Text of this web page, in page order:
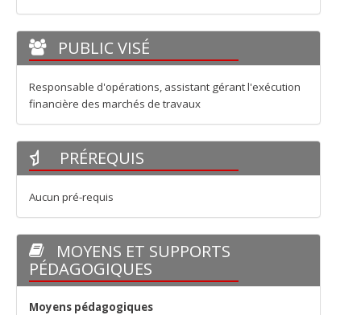
PUBLIC VISÉ
Responsable d'opérations, assistant gérant l'exécution
financière des marchés de travaux
PRÉREQUIS
Aucun pré-requis
MOYENS ET SUPPORTS
PÉDAGOGIQUES
Moyens pédagogiques